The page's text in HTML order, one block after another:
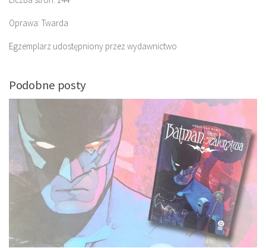
Oprawa: Twarda
Egzemplarz udostępniony przez wydawnictwo
Podobne posty